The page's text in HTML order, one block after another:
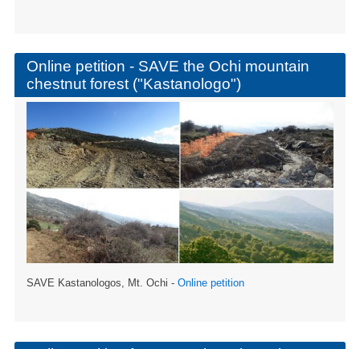
Online petition - SAVE the Ochi mountain
chestnut forest ("Kastanologo")
SAVE Kastanologos, Mt. Ochi - Online petition